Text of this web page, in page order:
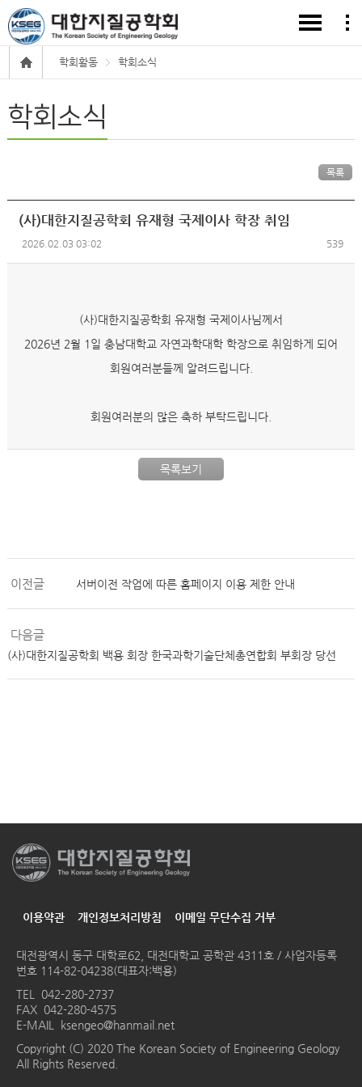
학회활동 학회소식
학회소식
목록
(사)대한지질공학회 유재형 국제이사 학장 취임
2026.02.03 03:02 539
(사)대한지질공학회 유재형 국제이사님께서
2026년 2월 1일 충남대학교 자연과학대학 학장으로 취임하게 되어
회원여러분들께 알려드립니다.
회원여러분의 많은 축하 부탁드립니다.
목록보기
이전글 서버이전 작업에 따른 홈페이지 이용 제한 안내
다음글
(사)대한지질공학회 백용 회장 한국과학기술단체총연합회 부회장 당선
이용약관 개인정보처리방침 이메일 무단수집 거부
대전광역시 동구 대학로62, 대전대학교 공학관 4311호 / 사업자등록
번호 114-82-04238(대표자:백용)
TEL 042-280-2737
FAX 042-280-4575
E-MAIL
ksengeo@hanmail.net
Copyright (C) 2020 The Korean Society of Engineering Geology
All Rights Reserved.